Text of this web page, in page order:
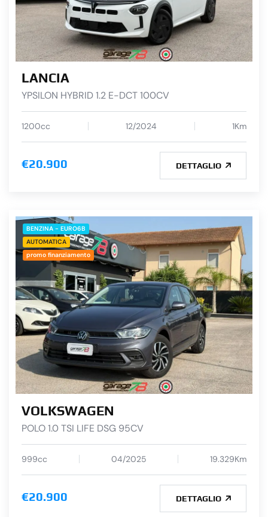
LANCIA
YPSILON HYBRID 1.2 E-DCT 100CV
1200cc 12/2024 1Km
€20.900 DETTAGLIO
BENZINA - EURO6B
AUTOMATICA
promo finanziamento
VOLKSWAGEN
POLO 1.0 TSI LIFE DSG 95CV
999cc 04/2025 19.329Km
€20.900 DETTAGLIO